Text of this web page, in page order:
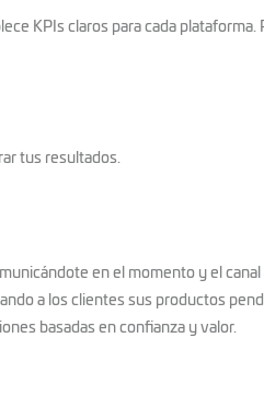
KPIs claros para cada plataforma.
tus resultados.
en el momento y el canal
a los clientes sus productos
basadas en confianza y valor.